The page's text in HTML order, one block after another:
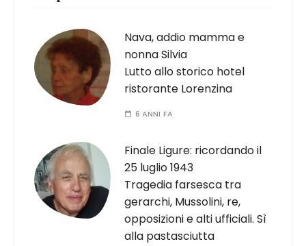
Nava, addio mamma e
nonna Silvia
Lutto allo storico hotel
ristorante Lorenzina
6 ANNI FA
Finale Ligure: ricordando il
25 luglio 1943
Tragedia farsesca tra
gerarchi, Mussolini, re,
opposizioni e alti ufficiali. Sì
alla pastasciutta